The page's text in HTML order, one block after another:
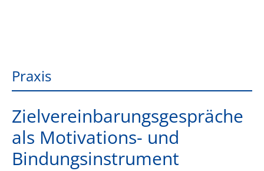
Praxis
Zielvereinbarungsgespräche
als Motivations- und
Bindungsinstrument